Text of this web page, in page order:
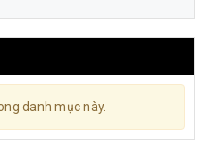
danh mục này.